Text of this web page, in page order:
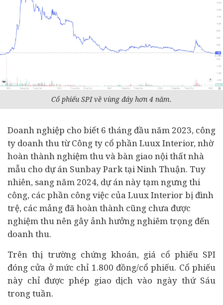
Cổ phiếu SPI về vùng đáy hơn 4 năm.
Doanh nghiệp cho biết 6 tháng đầu năm 2023, công
ty doanh thu từ Công ty cổ phần Luux Interior, nhờ
hoàn thành nghiệm thu và bàn giao nội thất nhà
mẫu cho dự án Sunbay Park tại Ninh Thuận. Tuy
nhiên, sang năm 2024, dự án này tạm ngưng thi
công, các phần công việc của Luux Interior bị đình
trệ, các mảng đã hoàn thành cũng chưa được
nghiệm thu nên gây ảnh hưởng nghiêm trọng đến
doanh thu.
Trên thị trường chứng khoán, giá cổ phiếu SPI
đóng cửa ở mức chỉ 1.800 đồng/cổ phiếu. Cổ phiếu
này chỉ được phép giao dịch vào ngày thứ Sáu
trong tuần.